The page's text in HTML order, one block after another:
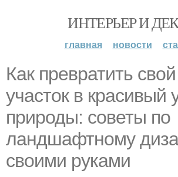
ИНТЕРЬЕР И
главная новости
Как превратить
участок в красивый
природы: советы по
ландшафтному
своими руками